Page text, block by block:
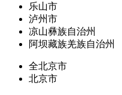
乐山市
泸州市
凉山彝族自治州
阿坝藏族羌族自治州
全北京市
北京市